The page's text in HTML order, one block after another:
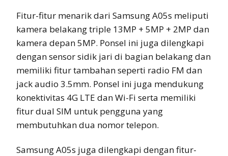
Fitur-fitur menarik dari Samsung A05s meliputi
kamera belakang triple 13MP + 5MP + 2MP dan
kamera depan 5MP. Ponsel ini juga dilengkapi
dengan sensor sidik jari di bagian belakang dan
memiliki fitur tambahan seperti radio FM dan
jack audio 3.5mm. Ponsel ini juga mendukung
konektivitas 4G LTE dan Wi-Fi serta memiliki
fitur dual SIM untuk pengguna yang
membutuhkan dua nomor telepon.
Samsung A05s juga dilengkapi dengan fitur-